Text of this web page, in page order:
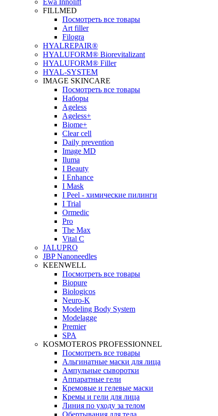
Ewa Innolift
FILLMED
Посмотреть все товары
Art filler
Filogra
НYALREPAIR®
HYALUFORM® Biorevitalizant
HYALUFORM® Filler
HYAL-SYSTEM
IMAGE SKINCARE
Посмотреть все товары
Наборы
Ageless
Ageless+
Biome+
Clear cell
Daily prevention
Image MD
Iluma
I Beauty
I Enhance
I Mask
I Peel - химические пилинги
I Trial
Ormedic
Pro
The Max
Vital C
JALUPRO
JBP Nanoneedles
KEENWELL
Посмотреть все товары
Biopure
Biologicos
Neuro‑K
Modeling Body System
Modelagge
Premier
SPA
KOSMOTEROS PROFESSIONNEL
Посмотреть все товары
Альгинатные маски для лица
Ампульные сыворотки
Аппаратные гели
Кремовые и гелевые маски
Кремы и гели для лица
Линия по уходу за телом
Обертывания для тела